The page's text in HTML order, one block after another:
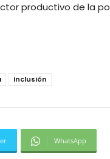
productivo de la
Inclusión
WhatsApp